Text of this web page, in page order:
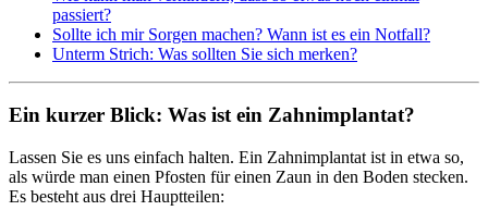
passiert?
Sollte ich mir Sorgen machen? Wann ist es ein Notfall?
Unterm Strich: Was sollten Sie sich merken?
Ein kurzer Blick: Was ist ein Zahnimplantat?
Lassen Sie es uns einfach halten. Ein Zahnimplantat ist in etwa so,
als würde man einen Pfosten für einen Zaun in den Boden stecken.
Es besteht aus drei Hauptteilen: